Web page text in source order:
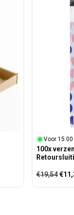
Voor
100x
Normale
€19,54